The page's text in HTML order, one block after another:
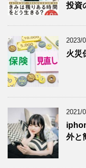
投資
2023/
火災
2021/
外と